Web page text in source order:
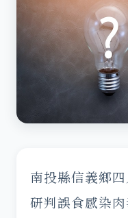
南投縣信義鄉
研判誤食感染